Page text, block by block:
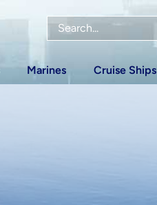
Marines Cruise Ships